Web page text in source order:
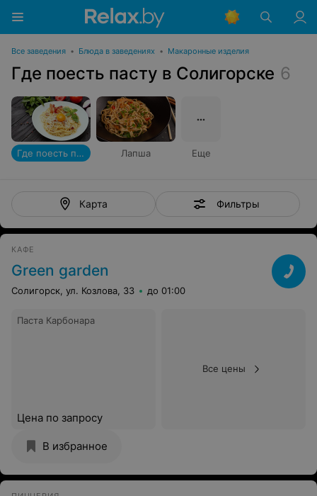
Все заведения • Блюда в заведениях • Макаронные изделия
Где поесть пасту в Солигорске 6
Где поесть пасту Лапша Еще
Карта Фильтры
КАФЕ
Green garden
Солигорск, ул. Козлова, 33 до 01:00
Паста Карбонара
Цена по запросу
Все цены
В избранное